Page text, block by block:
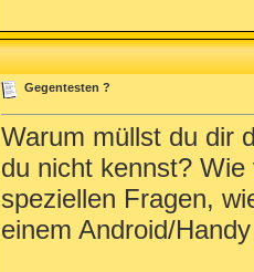
Gegentesten ?
Warum müllst du dir
du nicht kennst?
speziellen Fragen,
einem Android/